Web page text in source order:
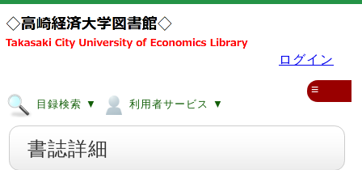
ログイン
目録検索 ▼ 利用者サービス ▼
≡
書誌詳細